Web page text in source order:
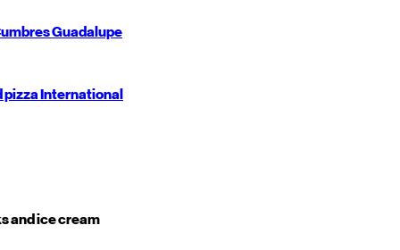
Guadalupe
pizzaInternational
and ice cream